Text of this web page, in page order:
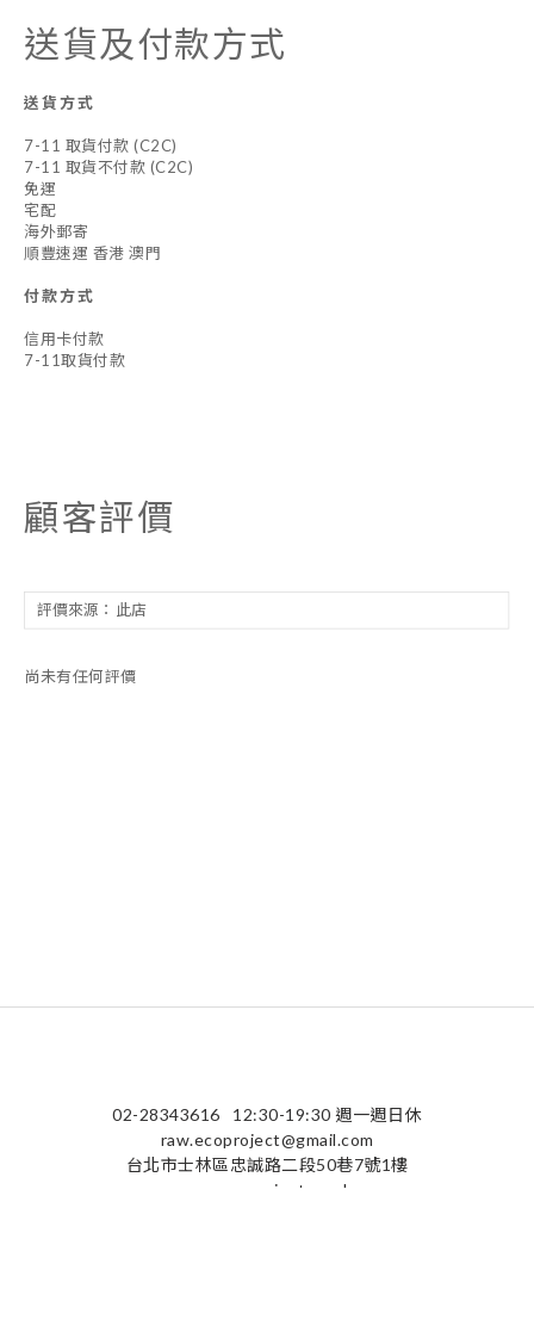
送貨及付款方式
送貨方式
7-11 取貨付款 (C2C)
7-11 取貨不付款 (C2C)
免運
宅配
海外郵寄
順豐速運 香港 澳門
付款方式
信用卡付款
7-11取貨付款
顧客評價
尚未有任何評價
02-28343616 12:30-19:30 週一週日休
raw.ecoproject@gmail.com
台北市士林區忠誠路二段50巷7號1樓
raw-ecoproject.co.uk